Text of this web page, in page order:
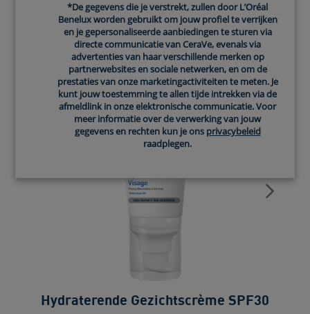
Producten met Melkzuur
Hydraterende Gezichtscrème SPF30
*De gegevens die je verstrekt, zullen door L’Oréal
Benelux worden gebruikt om jouw profiel te verrijken
en je gepersonaliseerde aanbiedingen te sturen via
directe communicatie van CeraVe, evenals via
advertenties van haar verschillende merken op
partnerwebsites en sociale netwerken, en om de
prestaties van onze marketingactiviteiten te meten. Je
kunt jouw toestemming te allen tijde intrekken via de
afmeldlink in onze elektronische communicatie. Voor
meer informatie over de verwerking van jouw
gegevens en rechten kun je ons privacybeleid
raadplegen.